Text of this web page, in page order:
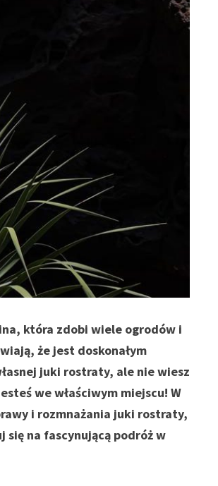
która zdobi wiele ogrodów i
że jest doskonałym
juki rostraty, ale nie wiesz
we właściwym miejscu! W
i rozmnażania juki rostraty,
się na fascynującą podróż w